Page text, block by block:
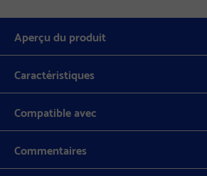
Aperçu du produit
Caractéristiques
Compatible avec
Commentaires